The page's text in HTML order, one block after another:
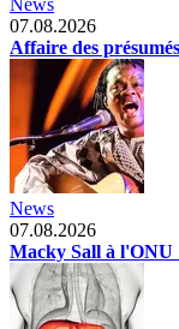
07.08.2026
Affaire des
News
07.08.2026
Macky Sall à l'ONU